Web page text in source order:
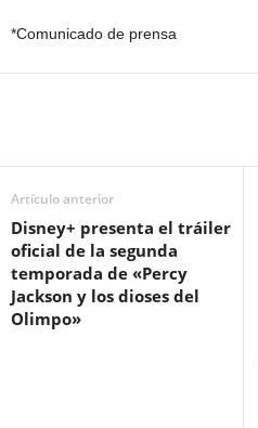
*Comunicado de prensa
Artículo anterior
Disney+ presenta el tráiler
oficial de la segunda
temporada de «Percy
Jackson y los dioses del
Olimpo»